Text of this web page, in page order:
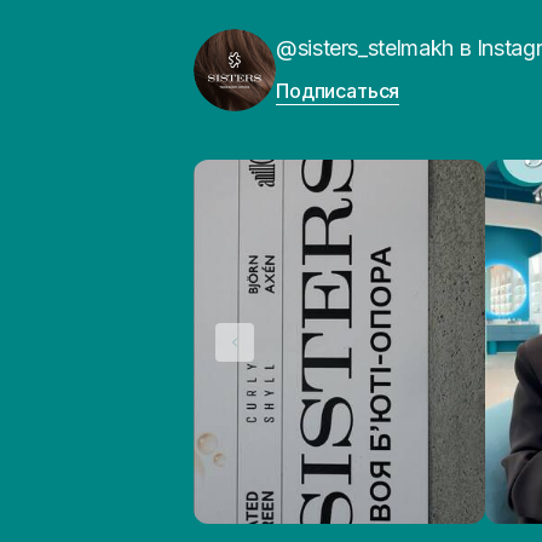
@sisters_stelmakh в
Подписаться